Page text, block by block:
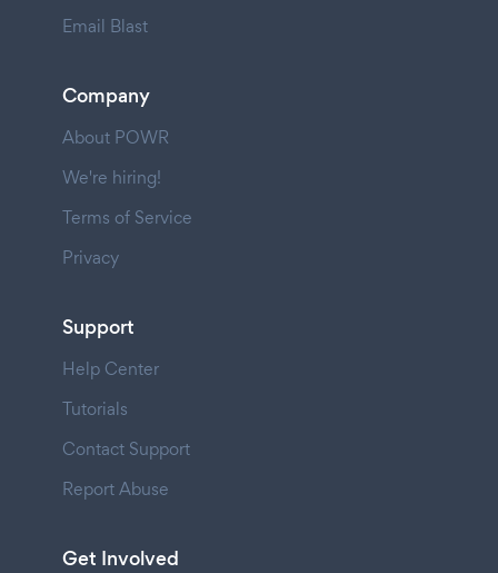
Email Blast
Company
About POWR
We're hiring!
Terms of Service
Privacy
Support
Help Center
Tutorials
Contact Support
Report Abuse
Get Involved